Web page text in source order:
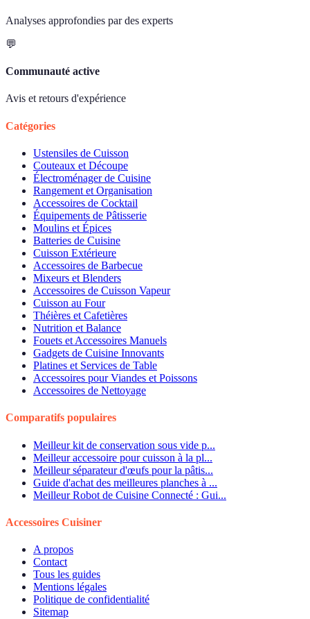
Analyses approfondies par des experts
💬
Communauté active
Avis et retours d'expérience
Catégories
Ustensiles de Cuisson
Couteaux et Découpe
Électroménager de Cuisine
Rangement et Organisation
Accessoires de Cocktail
Équipements de Pâtisserie
Moulins et Épices
Batteries de Cuisine
Cuisson Extérieure
Accessoires de Barbecue
Mixeurs et Blenders
Accessoires de Cuisson Vapeur
Cuisson au Four
Théières et Cafetières
Nutrition et Balance
Fouets et Accessoires Manuels
Gadgets de Cuisine Innovants
Platines et Services de Table
Accessoires pour Viandes et Poissons
Accessoires de Nettoyage
Comparatifs populaires
Meilleur kit de conservation sous vide p...
Meilleur accessoire pour cuisson à la pl...
Meilleur séparateur d'œufs pour la pâtis...
Guide d'achat des meilleures planches à ...
Meilleur Robot de Cuisine Connecté : Gui...
Accessoires Cuisiner
A propos
Contact
Tous les guides
Mentions légales
Politique de confidentialité
Sitemap